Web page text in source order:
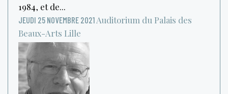
1984, et de...
JEUDI 25 NOVEMBRE 2021 Auditorium du Palais des
Beaux-Arts Lille